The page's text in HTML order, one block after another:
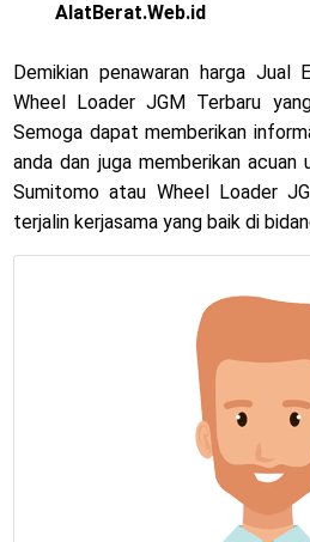
AlatBerat.Web.id
Demikian penawaran harga Jual
Wheel Loader JGM Terbaru
Semoga dapat memberikan
anda dan juga memberikan
Sumitomo atau Wheel Loader
terjalin kerjasama yang baik di